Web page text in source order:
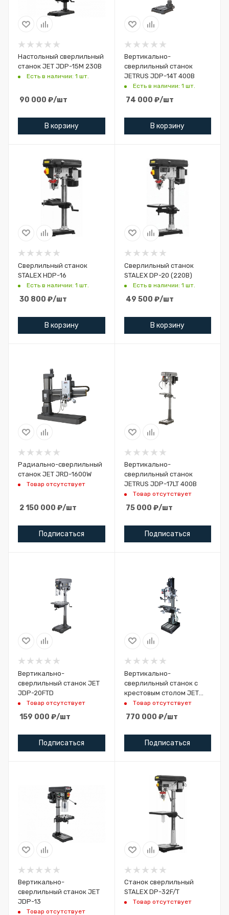
Настольный сверлильный
станок JET JDP-15M 230В
Есть в наличии: 1 шт.
90 000 ₽/шт
В корзину
Вертикально-
сверлильный станок
JETRUS JDP-14T 400В
Есть в наличии: 1 шт.
74 000 ₽/шт
В корзину
Сверлильный станок
STALEX HDP-16
Есть в наличии: 1 шт.
30 800 ₽/шт
В корзину
Сверлильный станок
STALEX DP-20 (220В)
Есть в наличии: 1 шт.
49 500 ₽/шт
В корзину
Радиально-сверлильный
станок JET JRD-1600W
Товар отсутствует
2 150 000 ₽/шт
Подписаться
Вертикально-
сверлильный станок
JETRUS JDP-17LT 400В
Товар отсутствует
75 000 ₽/шт
Подписаться
Вертикально-
сверлильный станок JET
JDP-20FTD
Товар отсутствует
159 000 ₽/шт
Подписаться
Вертикально-
сверлильный станок с
крестовым столом JET
GHD-46PFCT
Товар отсутствует
770 000 ₽/шт
Подписаться
Вертикально-
сверлильный станок JET
JDP-13
Товар отсутствует
Станок сверлильный
STALEX DP-32F/T
Товар отсутствует